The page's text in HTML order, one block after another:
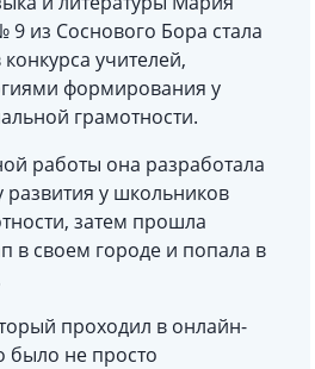
из Соснового Бора стала
учителей,
формирования у
грамотности.
работы она разработала
развития у школьников
затем прошла
в своем городе и попала в
проходил в онлайн-
было не просто